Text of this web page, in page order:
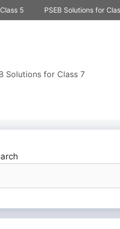
5 PSEB Solutions for
Solutions for Class 7